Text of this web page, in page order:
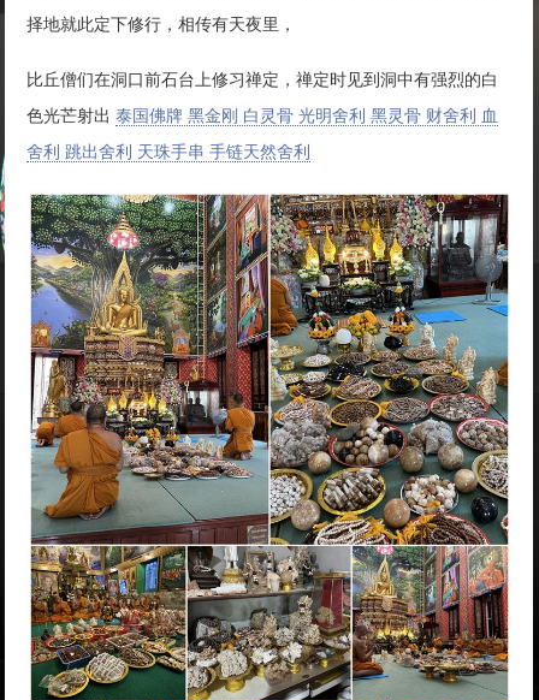
择地就此定下修行，相传有天夜里，
比丘僧们在洞口前石台上修习禅定，禅定时见到洞中有强烈的白
色光芒射出泰国佛牌 黑金刚 白灵骨 光明舍利 黑灵骨 财舍利 血
舍利 跳出舍利 天珠手串 手链天然舍利